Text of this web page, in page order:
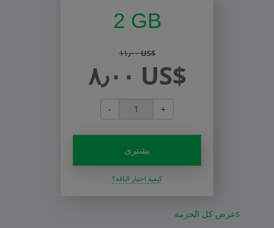
2 GB
١١٫٠٠ US$
٨٫٠٠ US$
- +
يشترى
كيفية اختيار الباقة؟
عرض كل الحزمةs